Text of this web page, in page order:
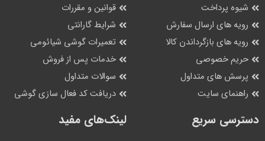
شیوه پرداخت
رویه های ارسال سفارش
رویه های بازگرداندن کالا
حریم خصوصی
پرسش های متداول
راهنمای سایت
قوانین و مقررات
شرایط گارانتی
تعمیرات گوشی شیائومی
خدمات پس از فروش
سوالات متداول
دریافت کد فعال سازی گوشی
دسترسی سریع لینک‌های مفید